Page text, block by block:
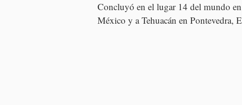
Concluyó en el lugar 14 del mundo
México y a Tehuacán en Pontevedra,